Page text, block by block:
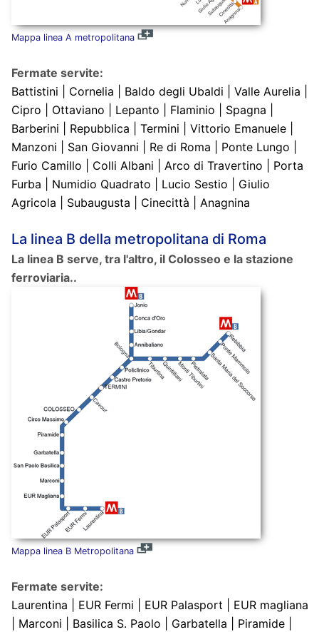
Mappa linea A metropolitana
Fermate servite:
Battistini | Cornelia | Baldo degli Ubaldi | Valle Aurelia |
Cipro | Ottaviano | Lepanto | Flaminio | Spagna |
Barberini | Repubblica | Termini | Vittorio Emanuele |
Manzoni | San Giovanni | Re di Roma | Ponte Lungo |
Furio Camillo | Colli Albani | Arco di Travertino | Porta
Furba | Numidio Quadrato | Lucio Sestio | Giulio
Agricola | Subaugusta | Cinecittà | Anagnina
La linea B della metropolitana di Roma
La linea B serve, tra l'altro, il Colosseo e la stazione
ferroviaria..
Mappa linea B Metropolitana
Fermate servite:
Laurentina | EUR Fermi | EUR Palasport | EUR magliana
| Marconi | Basilica S. Paolo | Garbatella | Piramide |